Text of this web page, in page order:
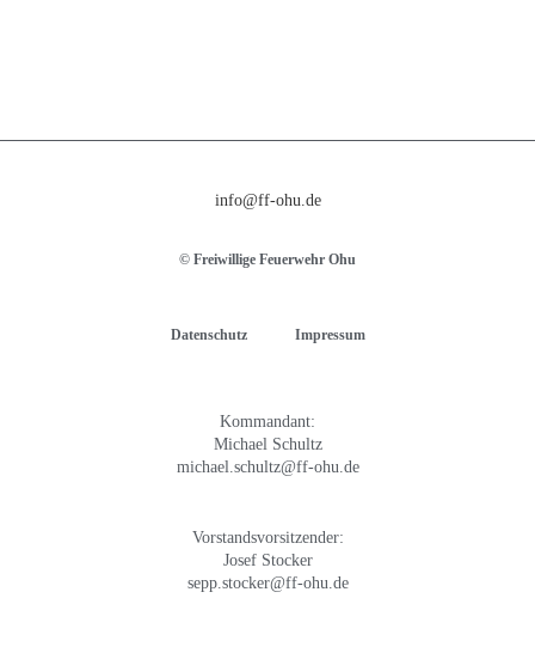
info@ff-ohu.de
© Freiwillige Feuerwehr Ohu
Datenschutz Impressum
Kommandant:
Michael Schultz
michael.schultz@ff-ohu.de
Vorstandsvorsitzender:
Josef Stocker
sepp.stocker@ff-ohu.de